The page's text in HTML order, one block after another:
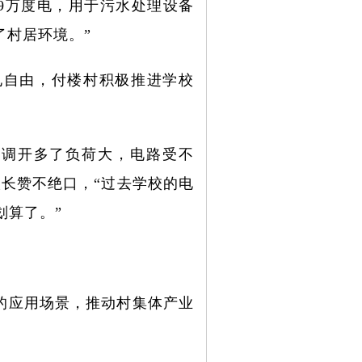
度电，用于污水处理设备
村居环境。”
由，付楼村积极推进学校
开多了负荷大，电路受不
赞不绝口，“过去学校的电
算了。”
应用场景，推动村集体产业